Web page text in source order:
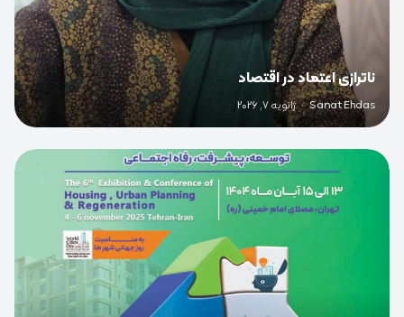
ناترازی اعتماد در اقتصاد
Sanat Ehdas
· ژانویه 7, 2026
0